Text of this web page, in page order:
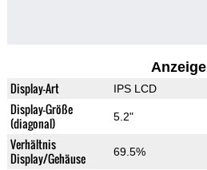
Anzeige
Display-Art IPS LCD
Display-Größe
(diagonal)
5.2"
Verhältnis
Display/Gehäuse
69.5%